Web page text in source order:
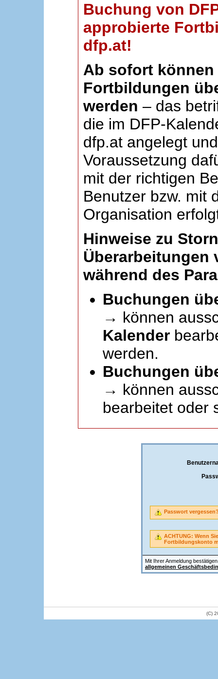
Buchung von
approbierte
dfp.at!
Ab sofort können
Fortbildungen
werden – das
die im DFP-
dfp.at angelegt
Voraussetzung
mit der richtigen
Benutzer bzw. mit
Organisation
Hinweise zu
Überarbeitungen
während des
Buchungen
→ können
Kalender
werden.
Buchungen
→ können
bearbeitet oder
Mit Ihrer Anmeldung
allgemeinen
Passwort
ACHTUNG: Wenn
Fortbildungskonto
(C)